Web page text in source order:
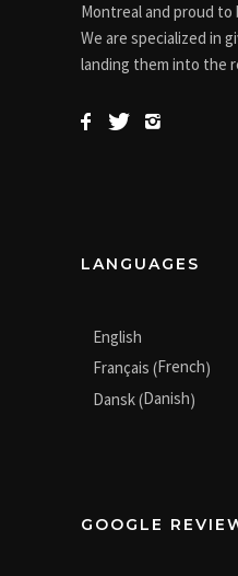
Montreal and proud to
We are specialized in
landing them into the
LANGUAGES
English
Français (French)
Dansk(Danish)
GOOGLE